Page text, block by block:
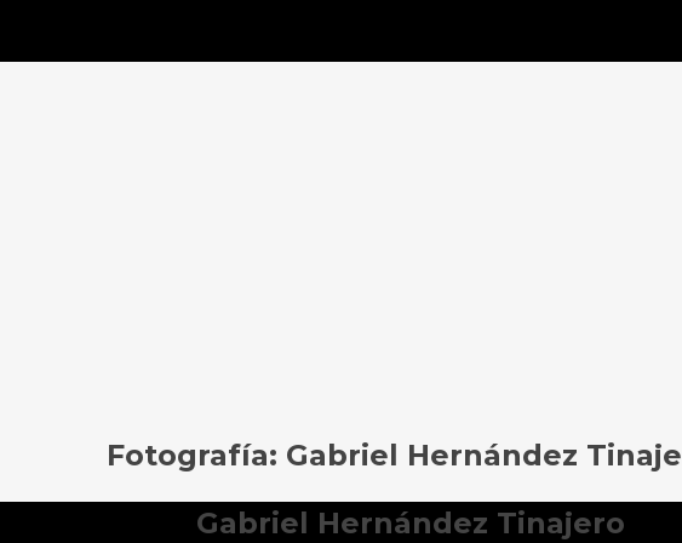
Fotografía: Gabriel Hernández
Gabriel Hernández Tinajero